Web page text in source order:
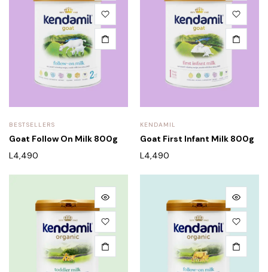
BESTSELLERS
Goat Follow On Milk 800g
L4,490
KENDAMIL
Goat First Infant Milk 800g
L4,490